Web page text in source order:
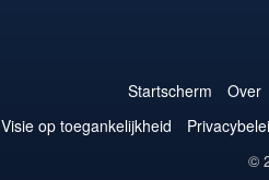
Startscherm Over
Visie op toegankelijkheid
©